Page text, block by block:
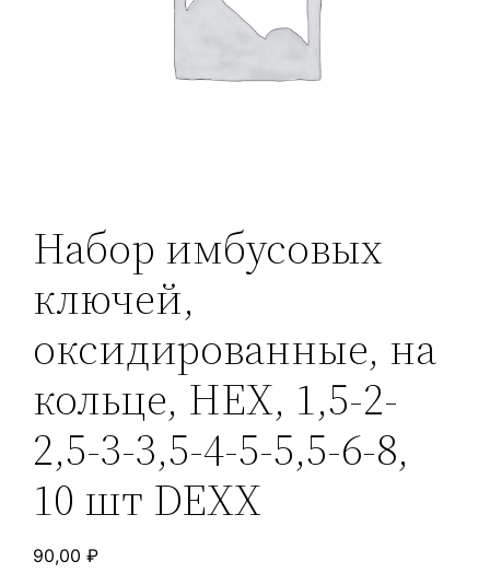
Набор имбусовых
ключей,
оксидированные, на
кольце, HEX, 1,5-2-
2,5-3-3,5-4-5-5,5-6-8,
10 шт DEXX
90,00₽